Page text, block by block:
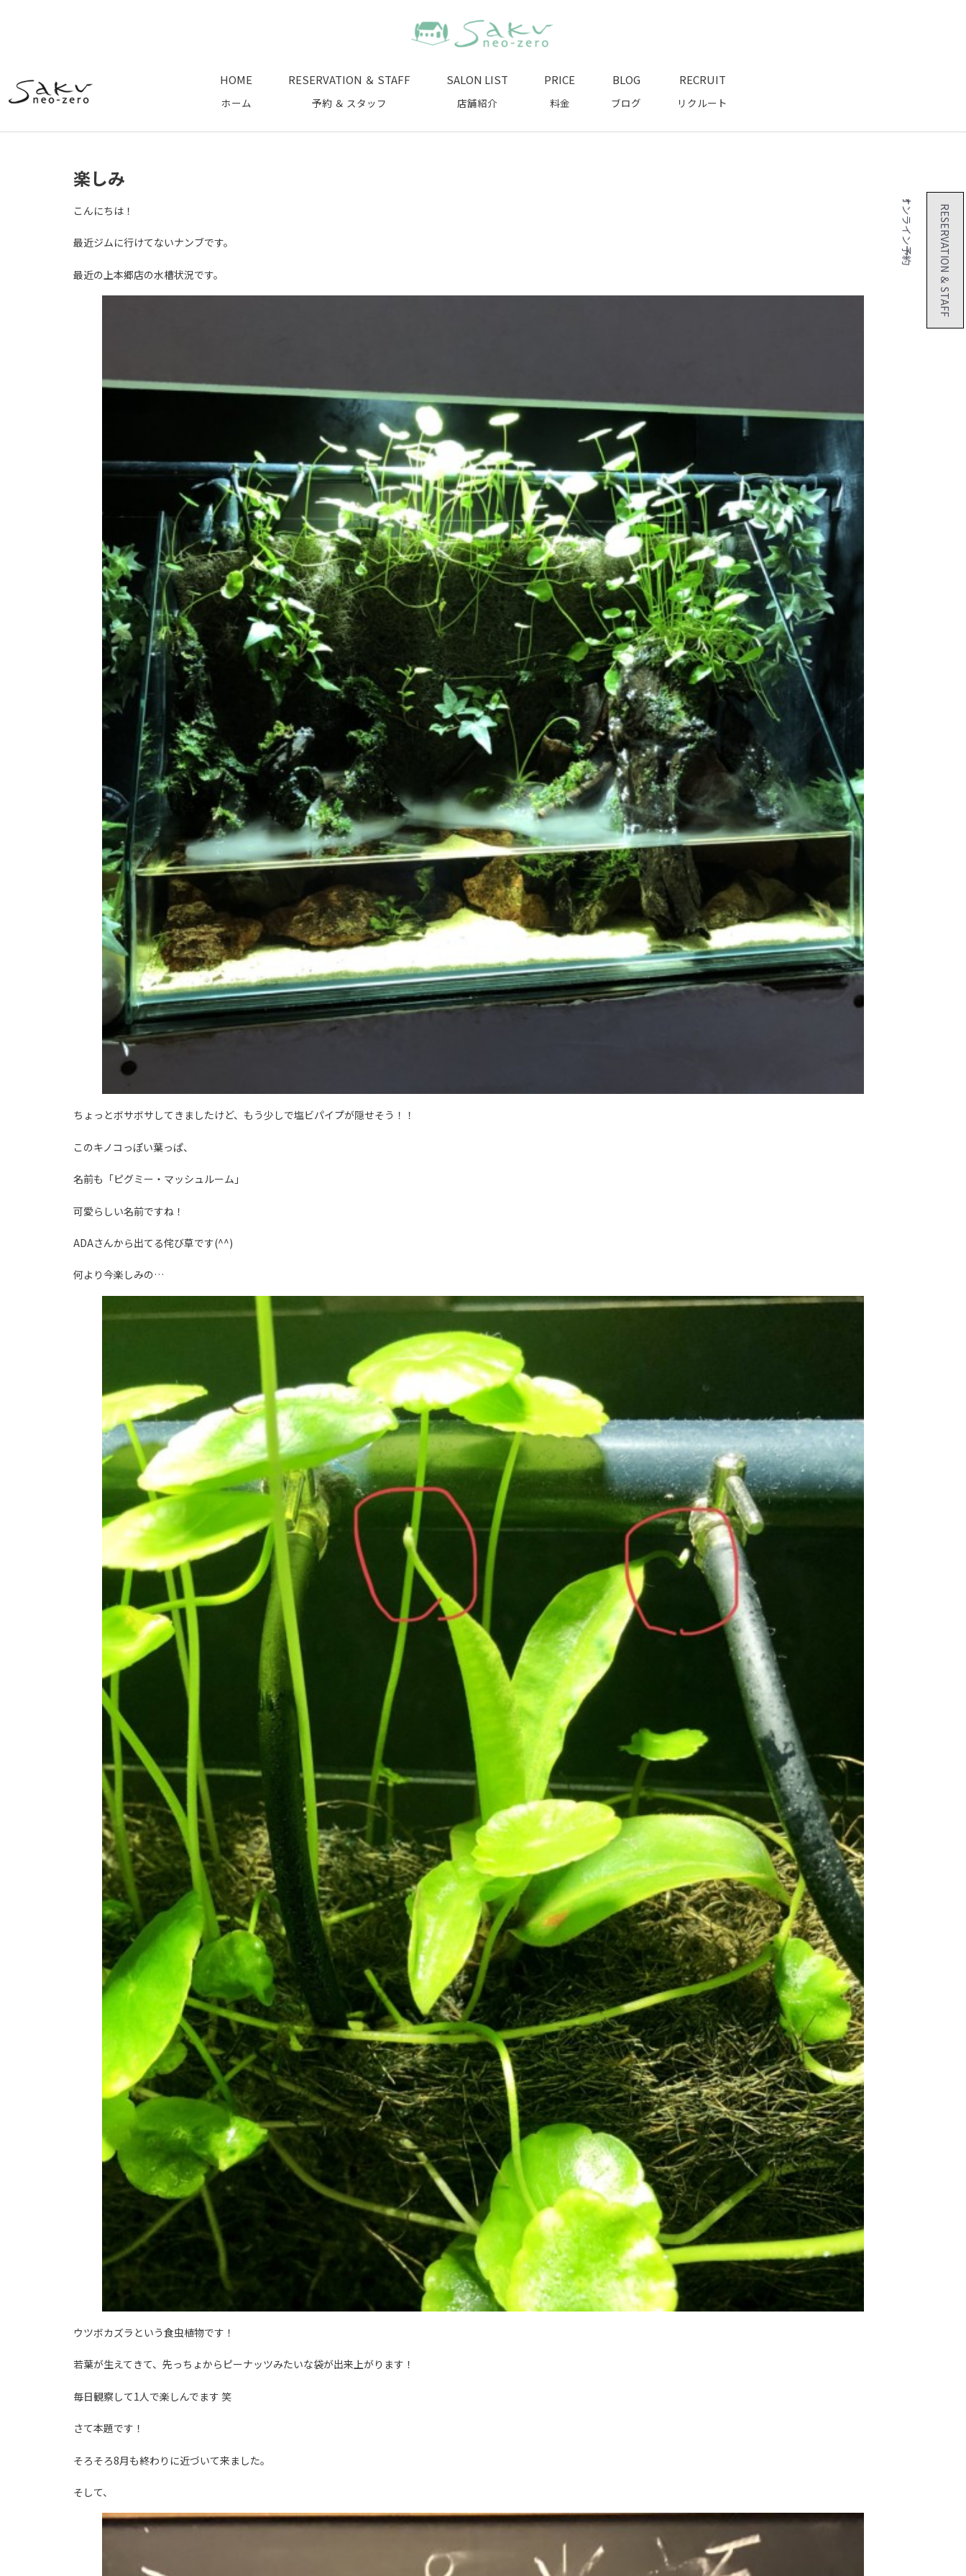
HOME
ホーム
RESERVATION ＆ STAFF
予約 ＆ スタッフ
SALON LIST
店舗紹介
PRICE
料金
BLOG
ブログ
RECRUIT
リクルート
楽しみ
こんにちは！
最近ジムに行けてないナンブです。
最近の上本郷店の水槽状況です。
ちょっとボサボサしてきましたけど、もう少しで塩ビパイプが隠せそう！！
このキノコっぽい葉っぱ、
名前も「ピグミー・マッシュルーム」
可愛らしい名前ですね！
ADAさんから出てる侘び草です(^^)
何より今楽しみの…
ウツボカズラという食虫植物です！
若葉が生えてきて、先っちょからピーナッツみたいな袋が出来上がります！
毎日観察して1人で楽しんでます 笑
さて本題です！
そろそろ8月も終わりに近づいて来ました。
そして、
RESERVATION ＆ STAFF